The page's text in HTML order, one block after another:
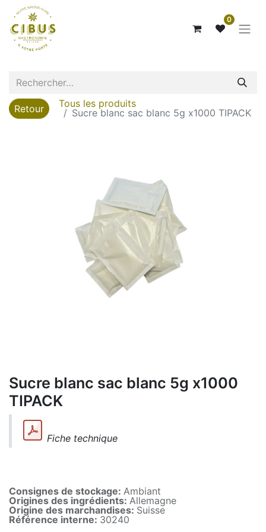
0
Retour
Tous les produits
Sucre blanc sac blanc 5g x1000 TIPACK
Sucre blanc sac blanc 5g x1000
TIPACK
Fiche technique
Consignes de stockage: Ambiant
Origines des ingrédients: Allemagne
Origine des marchandises: Suisse
Référence interne: 30240